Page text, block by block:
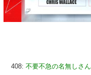
408: 不要不急の名無しさん